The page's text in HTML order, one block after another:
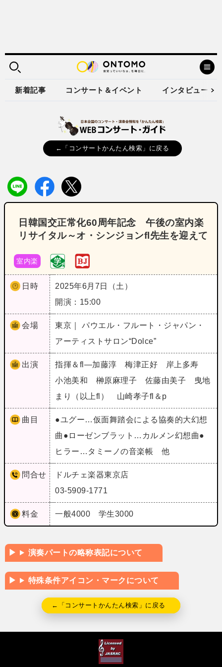
新着記事 コンサート＆イベント インタビュー
←「コンサートかんたん検索」に戻る
日韓国交正常化60周年記念 午後の室内楽
リサイタル～オ・シンジョンfl先生を迎えて
室内楽
日時
2025年6月7日（土）
開演：15:00
会場
東京｜ パウエル・フルート・ジャパン・
アーティストサロン“Dolce”
出演
指揮＆fl―加藤淳 梅津正好 岸上多寿
小池美和 榊原麻理子 佐藤由美子 曳地
まり（以上fl） 山崎孝子fl＆p
曲目
●ユグー…仮面舞踏会による協奏的大幻想
曲●ローゼンブラット…カルメン幻想曲●
ヒラー…タミーノの音楽帳 他
問合せ
ドルチェ楽器東京店
03-5909-1771
料金 一般4000 学生3000
演奏パートの略称表記について
特殊条件アイコン・マークについて
←「コンサートかんたん検索」に戻る